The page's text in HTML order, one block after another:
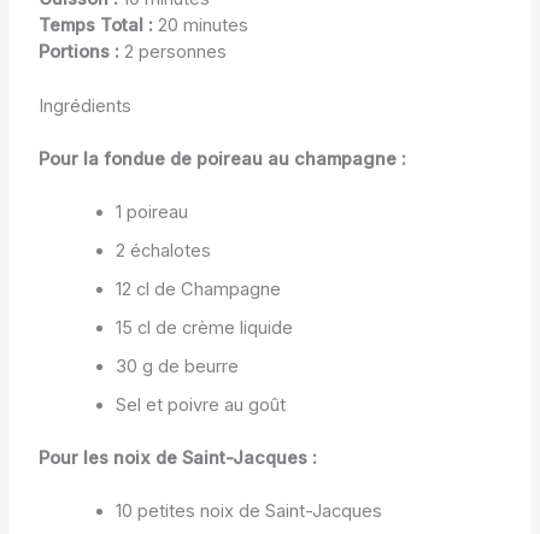
Temps Total : 20 minutes
Portions : 2 personnes
Ingrédients
Pour la fondue de poireau au champagne :
1 poireau
2 échalotes
12 cl de Champagne
15 cl de crème liquide
30 g de beurre
Sel et poivre au goût
Pour les noix de Saint-Jacques :
10 petites noix de Saint-Jacques